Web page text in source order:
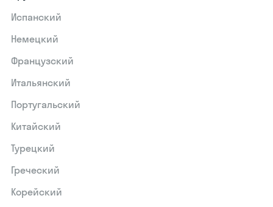
Испанский
Немецкий
Французский
Итальянский
Португальский
Китайский
Турецкий
Греческий
Корейский